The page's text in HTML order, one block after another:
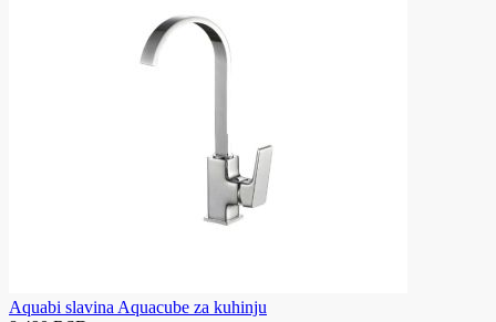
Aquabi slavina Aquacube za kuhinju